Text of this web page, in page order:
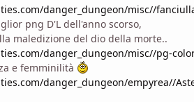
danger_dungeon/misc//
png D'L dell'anno scorso,
maledizione del dio della morte..
danger_dungeon/misc//pg-
e femminilità
danger_dungeon/empyrea//